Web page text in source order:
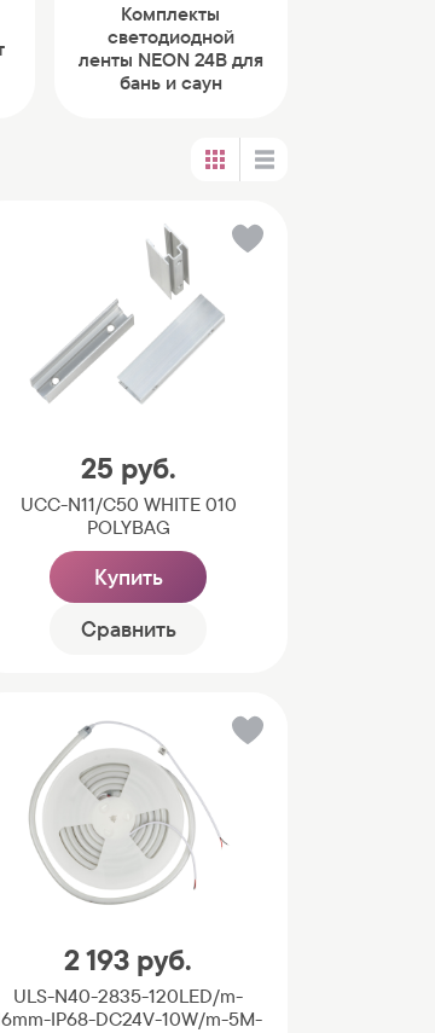
Комплекты
светодиодной
ленты NEON 24В для
бань и саун
25 руб.
UCC-N11/C50 WHITE 010
POLYBAG
Купить
Сравнить
2 193 руб.
ULS-N40-2835-120LED/m-
IP68-DC24V-10W/m-5M-